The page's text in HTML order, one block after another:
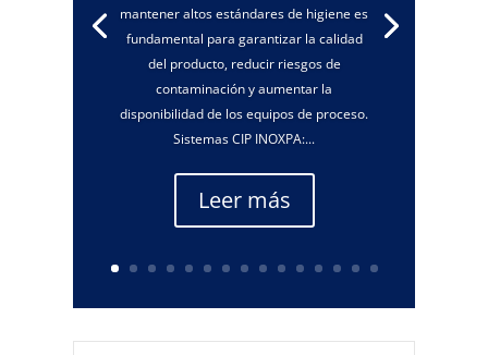
mantener altos estándares de higiene es
fundamental para garantizar la calidad
del producto, reducir riesgos de
contaminación y aumentar la
disponibilidad de los equipos de proceso.
Sistemas CIP INOXPA:...
Leer más